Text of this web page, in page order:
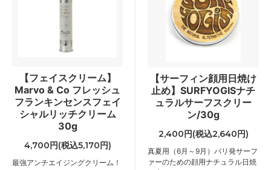
【フェイスクリーム】
Marvo & Co フレッシュ
フランキンセンスフェイ
シャルリッチクリーム
30g
4,700円(税込5,170円)
最強アンチエイジングクリーム！
【サーフィン顔用日焼け
止め】SURFYOGISナチ
ュラルサーフスクリー
ン/30g
2,400円(税込2,640円)
真夏用（6月～9月）バリ発サーフ
ァーのための顔用ナチュラル日焼